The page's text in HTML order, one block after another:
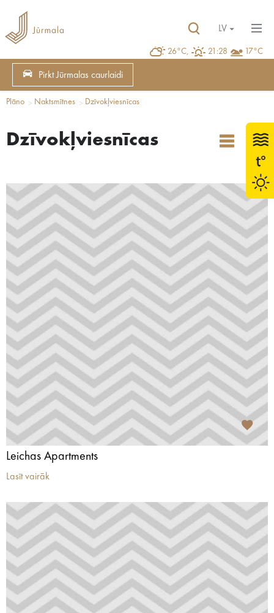
26°C, 21:28 17°C
LV
Pirkt Jūrmalas caurlaidi
Plāno Naktsmītnes Dzīvokļviesnīcas
Dzīvokļviesnīcas
Leichas Apartments
Lasīt vairāk